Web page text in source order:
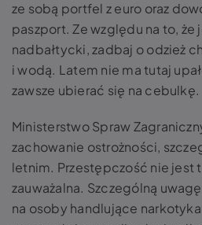
ze sobą portfel z euro oraz
paszport. Ze względu na to, że
nadbałtycki, zadbaj o odzież
i wodą. Latem nie ma tutaj
zawsze ubierać się na cebulkę.
Ministerstwo Spraw
zachowanie ostrożności,
letnim. Przestępczość nie jest
zauważalna. Szczególną
na osoby handlujące